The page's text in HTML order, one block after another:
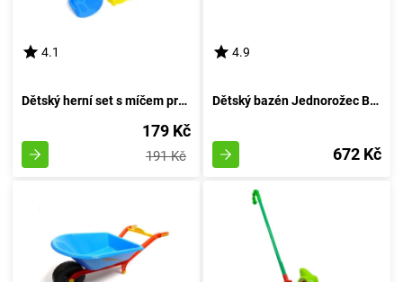
4.1
Dětský herní set s míčem pro pískoviště
179 Kč
191 Kč
4.9
Dětský bazén Jednorožec Bestway 57441 - Koupací bazén Jednorožec Bestway 57441
672 Kč